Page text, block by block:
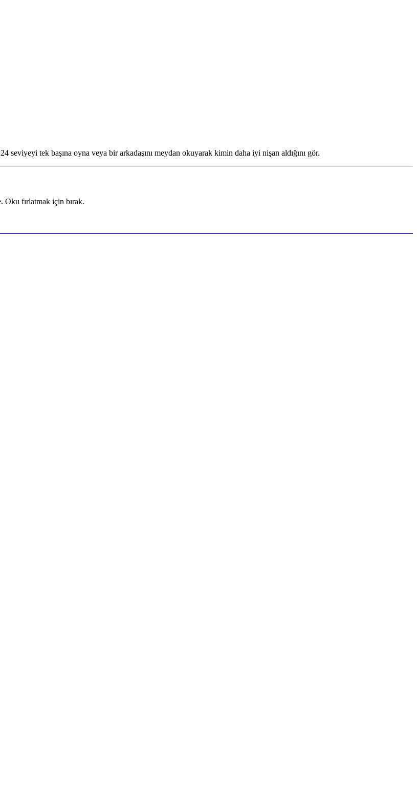
tek başına oyna veya bir arkadaşını meydan okuyarak kimin daha iyi nişan aldığını gör.
Oku fırlatmak için bırak.